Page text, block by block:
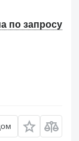
по запросу